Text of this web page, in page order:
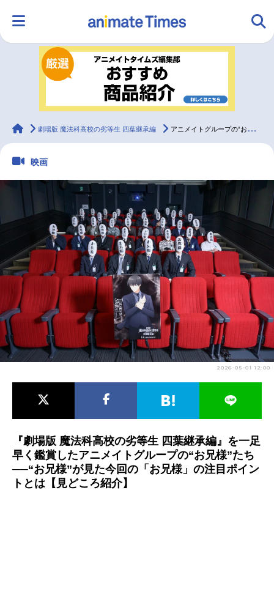
ランキング アニメ
ラジオ グッズ
2.5次元 配信・Vtuber トレンド 無料マンガ
最新記事一覧
アニメ記事一覧 声優記事一覧
アニメ映画一覧 実写化映画一覧
今期アニメ曜日別一覧
春アニメ 夏アニメ
男性声優/女性声優一覧
animateTimes
劇場版 魔法科高校の劣等生 四葉継承編 アニメイトグループの“お兄様”が感じる劇場版『魔法科 四葉継承編』の注目ポイント
映画
2026-05-01 12:00
『劇場版 魔法科高校の劣等生 四葉継承編』を一足
早く鑑賞したアニメイトグループの“お兄様”たち
──“お兄様”が見た今回の「お兄様」の注目ポイン
トとは【見どころ紹介】